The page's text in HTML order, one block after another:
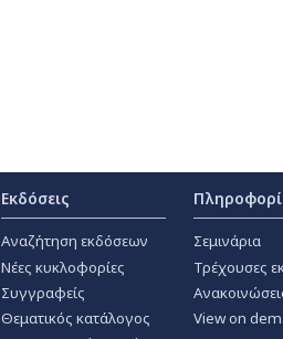
Εκδόσεις
Αναζήτηση εκδόσεων
Νέες κυκλοφορίες
Συγγραφείς
Θεματικός κατάλογος
Σεμινάρια
Τρέχουσες
View on